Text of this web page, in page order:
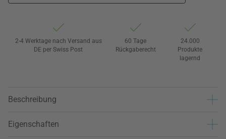
2-4 Werktage nach Versand aus
DE per Swiss Post
60 Tage
Rückgaberecht
24.000
Produkte
lagernd
Beschreibung
Eigenschaften